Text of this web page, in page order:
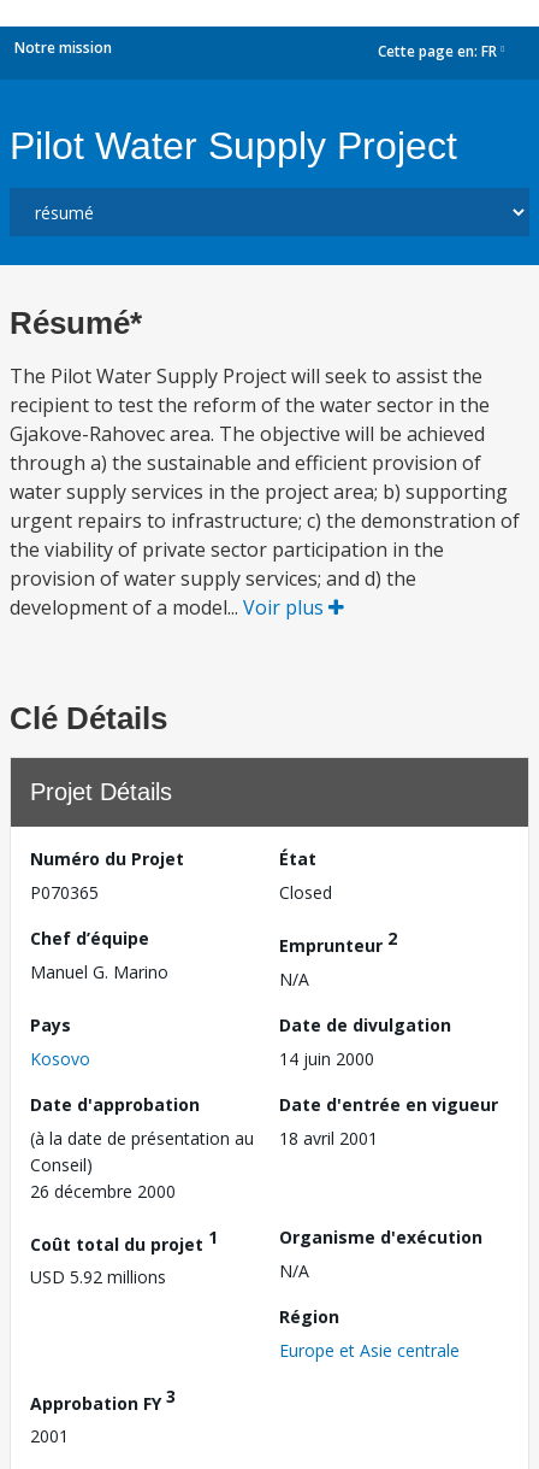
Notre mission Cette page en: FR
Pilot Water Supply Project
Résumé*
The Pilot Water Supply Project will seek to assist the
recipient to test the reform of the water sector in the
Gjakove-Rahovec area. The objective will be achieved
through a) the sustainable and efficient provision of
water supply services in the project area; b) supporting
urgent repairs to infrastructure; c) the demonstration of
the viability of private sector participation in the
provision of water supply services; and d) the
development of a model... Voir plus
Clé Détails
Projet Détails
Numéro du Projet
P070365
État
Closed
Chef d’équipe
Manuel G. Marino
Emprunteur 2
N/A
Pays
Kosovo
Date de divulgation
14 juin 2000
Date d'approbation
(à la date de présentation au
Conseil)
26 décembre 2000
Date d'entrée en vigueur
18 avril 2001
Coût total du projet 1
USD 5.92 millions
Organisme d'exécution
N/A
Région
Europe et Asie centrale
Approbation FY3
2001